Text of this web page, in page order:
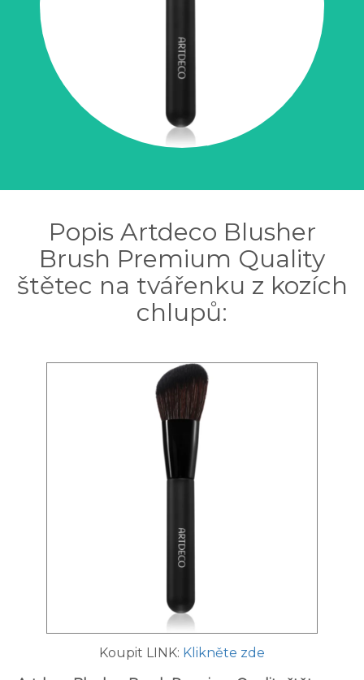
Popis Artdeco Blusher
Brush Premium Quality
štětec na tvářenku z kozích
chlupů:
Koupit LINK: Klikněte zde